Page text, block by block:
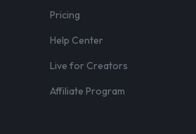
Pricing
Help Center
Live for Creators
Affiliate Program